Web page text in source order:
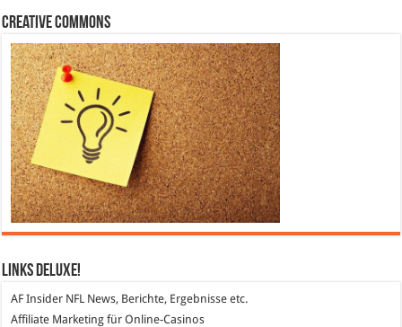
Creative Commons
Links DeLuXe!
AF Insider NFL News, Berichte, Ergebnisse etc.
Affiliate Marketing für Online-Casinos